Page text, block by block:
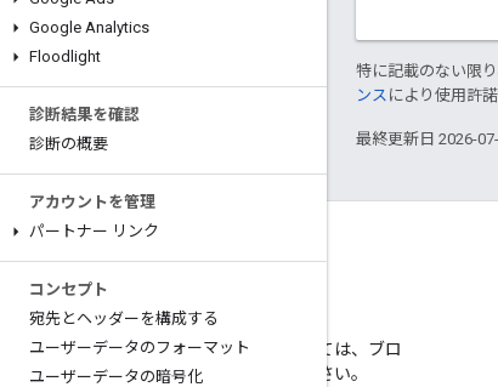
Google Analytics
Floodlight
診断結果を確認
診断の概要
アカウントを管理
パートナー リンク
コンセプト
宛先とヘッダーを構成する
ユーザーデータのフォーマット
ユーザーデータの暗号化
特に記載のない限
ンス により使用許
最終更新日 2026-07-
重要な発表については、ブロ
グをご覧ください。